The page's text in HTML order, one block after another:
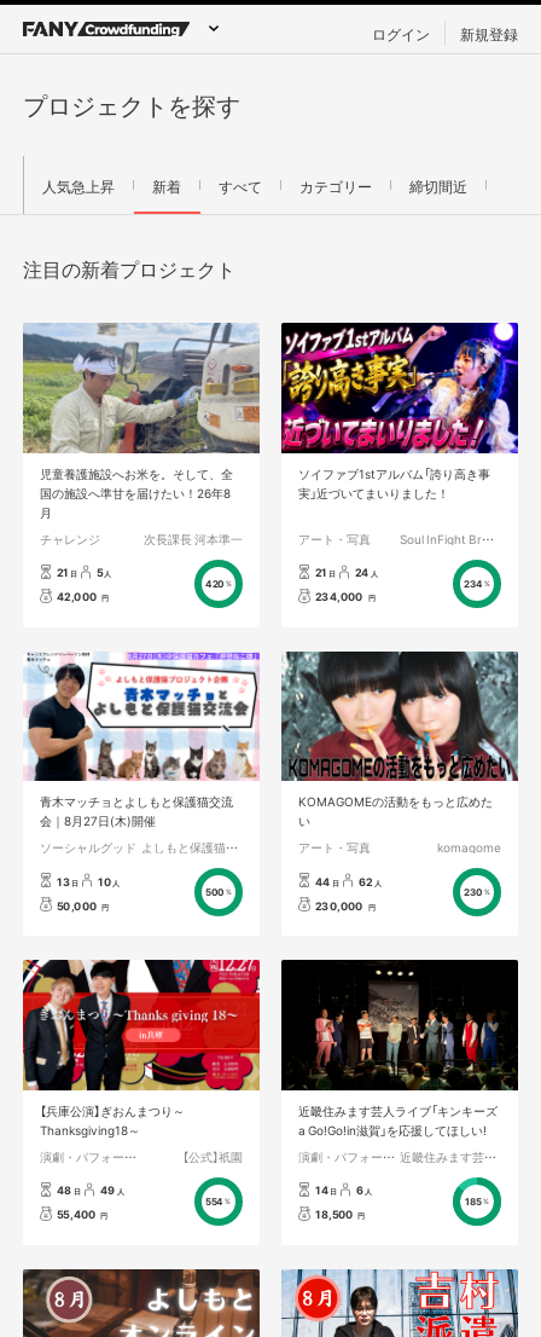
ログイン 新規登録
プロジェクトを探す
人気急上昇 新着 すべて カテゴリー 締切間近
注目の新着プロジェクト
児童養護施設へお米を。そして、全
国の施設へ準甘を届けたい！26年8
月
チャレンジ
次長課長 河本準一
21 日 5人
42,000 円
420 %
ソイファブ1stアルバム「誇り高き事
実」近づいてまいりました！
アート・写真 Soul InFight Brothers
21 日 24 人
234,000 円
234 %
青木マッチョとよしもと保護猫交流
会｜8月27日(木)開催
ソーシャルグッド
よしもと保護猫プロジェクト
13 日 10 人
50,000 円
500 %
KOMAGOMEの活動をもっと広めた
い
アート・写真
komagome
44 日 62 人
230,000 円
230 %
【兵庫公演】ぎおんまつり～
Thanksgiving18～
演劇・パフォーマンス
【公式】祇園
48 日 49 人
55,400 円
554 %
近畿住みます芸人ライブ「キンキーズ
a Go!Go!in滋賀」を応援してほしい!
演劇・パフォーマンス
近畿住みます芸人マネージャー
14 日 6 人
18,500 円
185%